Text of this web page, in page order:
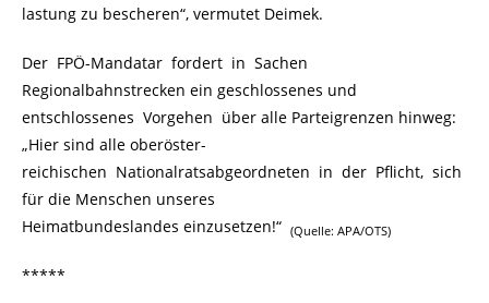
lastung zu bescheren“, vermutet Deimek.
Der FPÖ-Mandatar fordert in Sachen
Regionalbahnstrecken ein geschlossenes und
entschlossenes Vorgehen über alle Parteigrenzen hinweg:
„Hier sind alle oberöster-
reichischen Nationalratsabgeordneten in der Pflicht, sich
für die Menschen unseres
Heimatbundeslandes einzusetzen!“ (Quelle: APA/OTS)
*****